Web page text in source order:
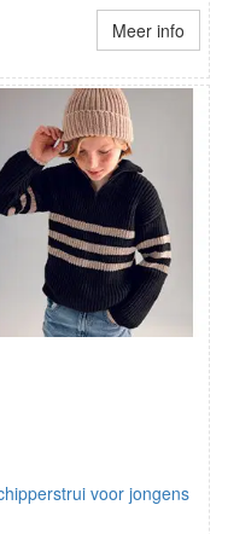
Meer info
voor jongens